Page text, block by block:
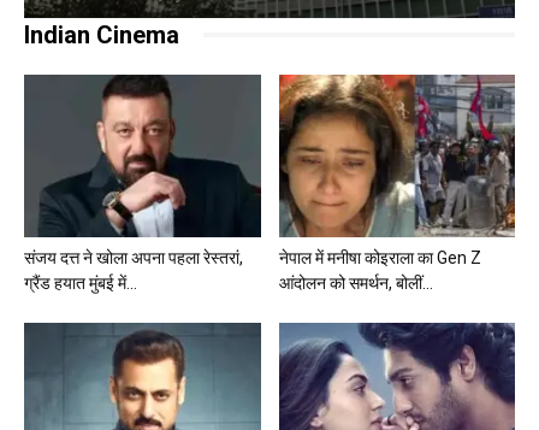
Indian Cinema
संजय दत्त ने खोला अपना पहला रेस्तरां,
ग्रैंड हयात मुंबई में...
नेपाल में मनीषा कोइराला का Gen Z
आंदोलन को समर्थन, बोलीं...